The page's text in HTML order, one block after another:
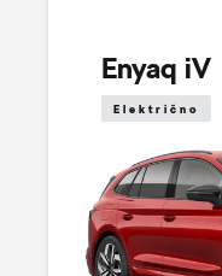
Enyaq iV
Električno